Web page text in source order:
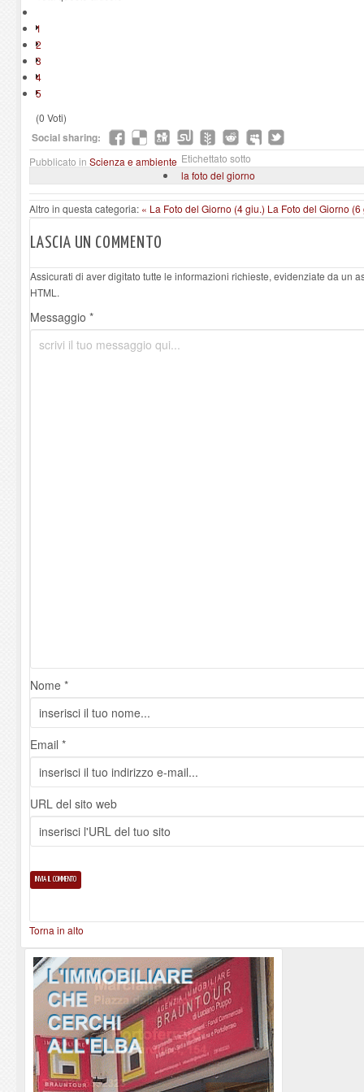
1
2
3
4
5
(0 Voti)
Social sharing:
Pubblicato in Scienza e ambiente Etichettato sotto
la foto del giorno
Altro in questa categoria: « La Foto del Giorno (4 giu.) La Foto del Giorno (6
LASCIA UN COMMENTO
Assicurati di aver digitato tutte le informazioni richieste, evidenziate da un
HTML.
Messaggio *
Nome *
Email *
URL del sito web
Torna in alto